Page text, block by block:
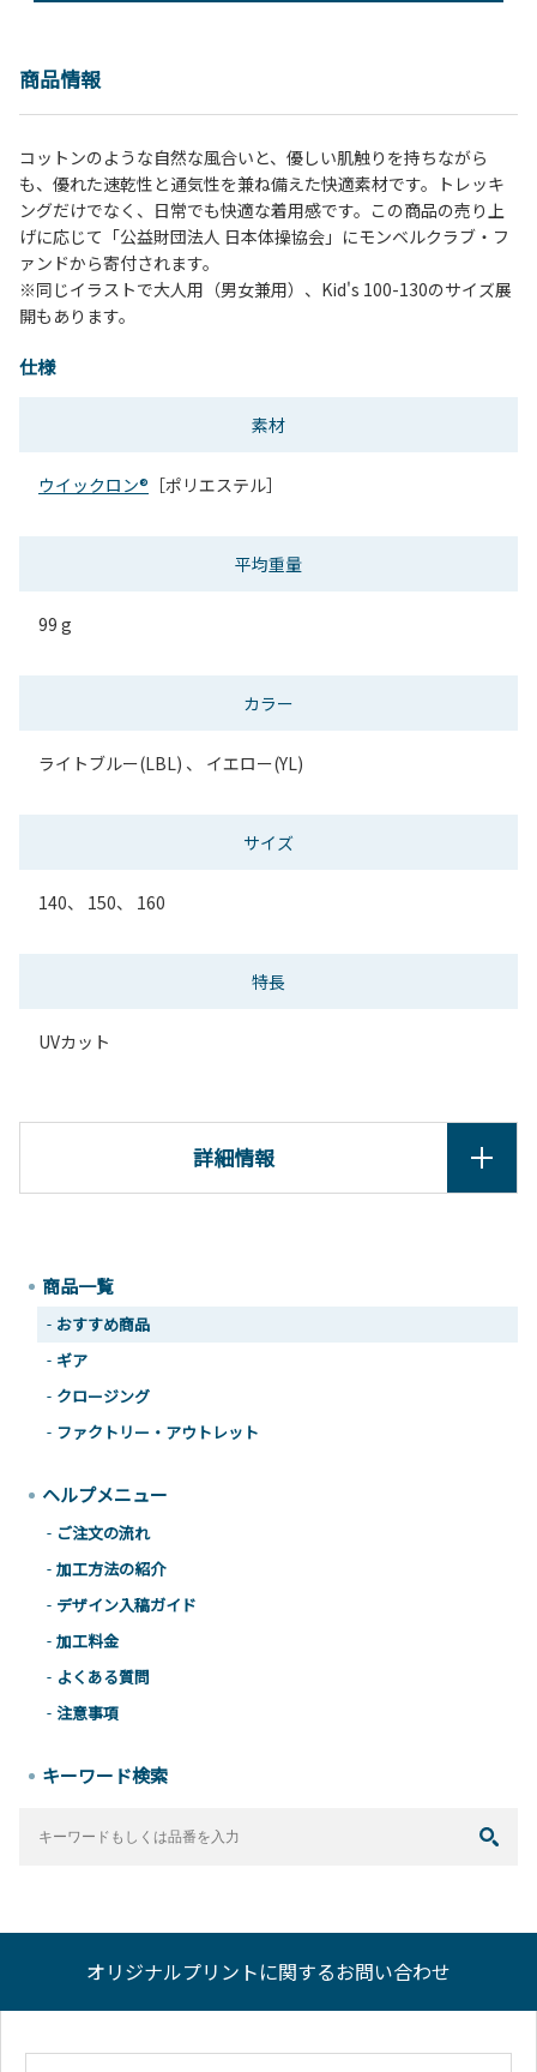
商品情報
コットンのような自然な風合いと、優しい肌触りを持ちながら
も、優れた速乾性と通気性を兼ね備えた快適素材です。トレッキ
ングだけでなく、日常でも快適な着用感です。この商品の売り上
げに応じて「公益財団法人 日本体操協会」にモンベルクラブ・フ
ァンドから寄付されます。
※同じイラストで大人用（男女兼用）、Kid's 100-130のサイズ展
開もあります。
仕様
素材
ウイックロン® ［ポリエステル］
平均重量
99 g
カラー
ライトブルー(LBL) 、 イエロー(YL)
サイズ
140、 150、 160
特長
UVカット
詳細情報
商品一覧
おすすめ商品
ギア
クロージング
ファクトリー・アウトレット
ヘルプメニュー
ご注文の流れ
加工方法の紹介
デザイン入稿ガイド
加工料金
よくある質問
注意事項
キーワード検索
オリジナルプリントに関するお問い合わせ